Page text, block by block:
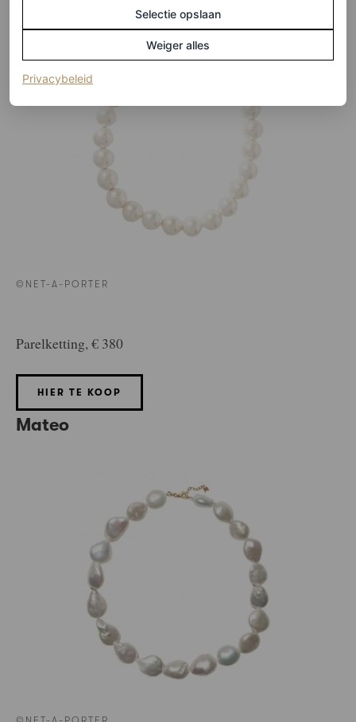
©NET-A-PORTER
Parelketting, € 380
HIER TE KOOP
Mateo
Selectie opslaan
Weiger alles
Privacybeleid